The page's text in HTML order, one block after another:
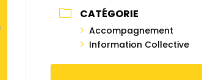
CATÉGORIE
Accompagnement
Information Collective